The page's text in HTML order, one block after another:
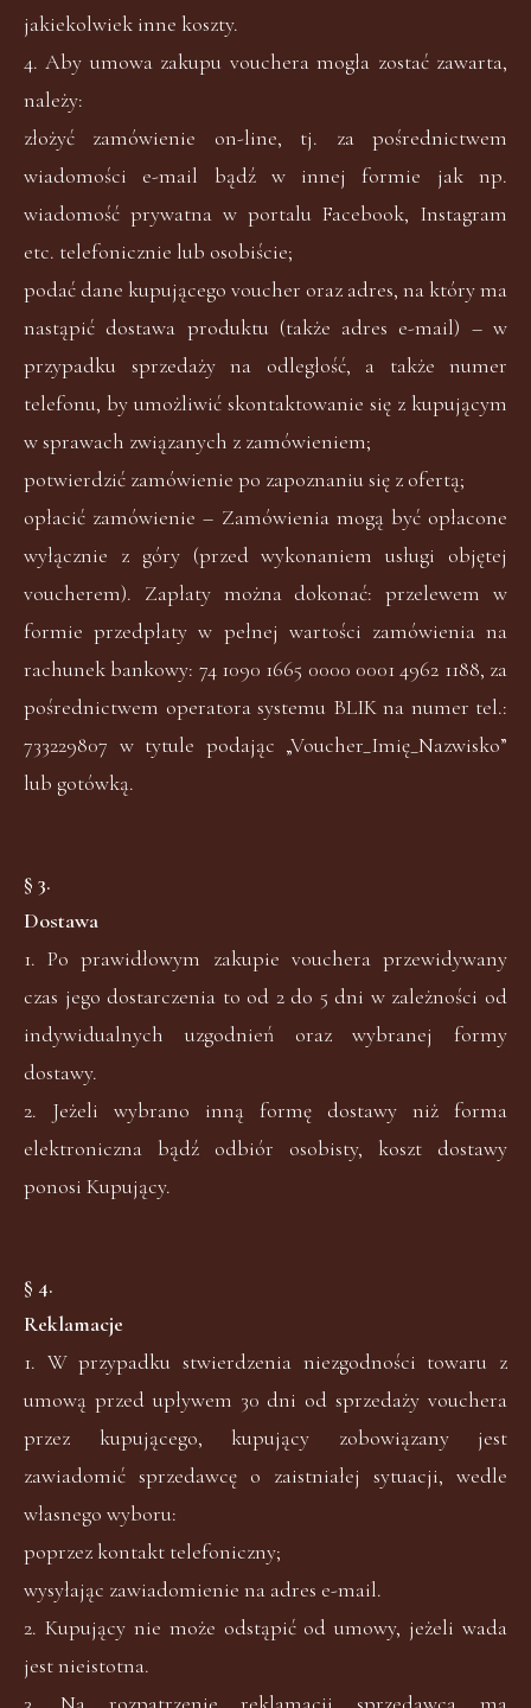
jakiekolwiek inne koszty.
4. Aby umowa zakupu vouchera mogła zostać zawarta,
należy:
złożyć zamówienie on-line, tj. za pośrednictwem
wiadomości e-mail bądź w innej formie jak np.
wiadomość prywatna w portalu Facebook, Instagram
etc. telefonicznie lub osobiście;
podać dane kupującego voucher oraz adres, na który ma
nastąpić dostawa produktu (także adres e-mail) – w
przypadku sprzedaży na odległość, a także numer
telefonu, by umożliwić skontaktowanie się z kupującym
w sprawach związanych z zamówieniem;
potwierdzić zamówienie po zapoznaniu się z ofertą;
opłacić zamówienie – Zamówienia mogą być opłacone
wyłącznie z góry (przed wykonaniem usługi objętej
voucherem). Zapłaty można dokonać: przelewem w
formie przedpłaty w pełnej wartości zamówienia na
rachunek bankowy: 74 1090 1665 0000 0001 4962 1188, za
pośrednictwem operatora systemu BLIK na numer tel.:
733229807 w tytule podając „Voucher_Imię_Nazwisko”
lub gotówką.
§ 3.
Dostawa
1. Po prawidłowym zakupie vouchera przewidywany
czas jego dostarczenia to od 2 do 5 dni w zależności od
indywidualnych uzgodnień oraz wybranej formy
dostawy.
2. Jeżeli wybrano inną formę dostawy niż forma
elektroniczna bądź odbiór osobisty, koszt dostawy
ponosi Kupujący.
§ 4.
Reklamacje
1. W przypadku stwierdzenia niezgodności towaru z
umową przed upływem 30 dni od sprzedaży vouchera
przez kupującego, kupujący zobowiązany jest
zawiadomić sprzedawcę o zaistniałej sytuacji, wedle
własnego wyboru:
poprzez kontakt telefoniczny;
wysyłając zawiadomienie na adres e-mail.
2. Kupujący nie może odstąpić od umowy, jeżeli wada
jest nieistotna.